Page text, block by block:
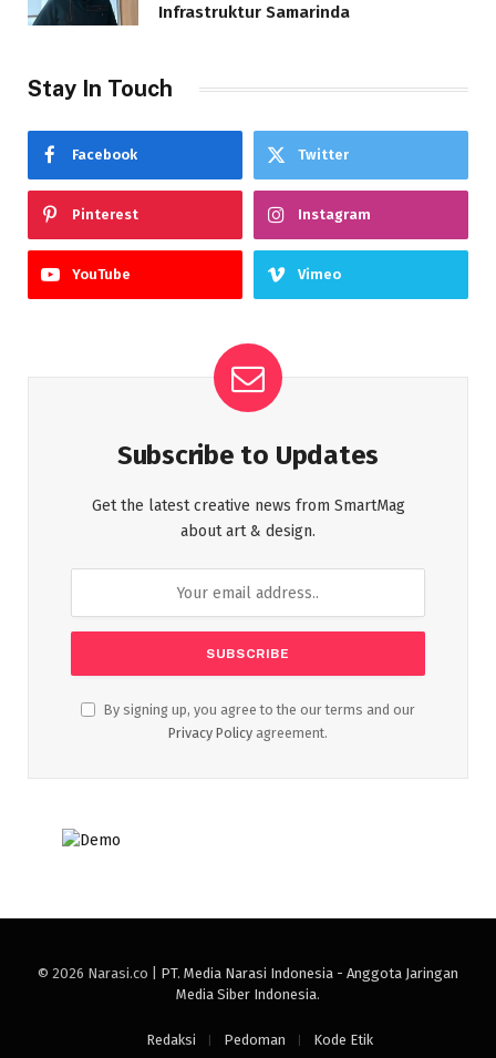
Infrastruktur Samarinda
Stay In Touch
Facebook Twitter
Pinterest Instagram
YouTube Vimeo
Subscribe to Updates
Get the latest creative news from SmartMag
about art & design.
By signing up, you agree to the our terms and our
Privacy Policy agreement.
© 2026 Narasi.co | PT. Media Narasi Indonesia - Anggota Jaringan
Media Siber Indonesia.
Redaksi Pedoman Kode Etik